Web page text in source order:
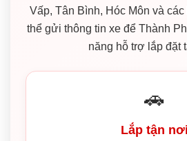
Vấp, Tân Bình, Hóc Môn và
thể gửi thông tin xe để Thành
năng hỗ trợ lắp đặt
🚗
Lắp tận nơi